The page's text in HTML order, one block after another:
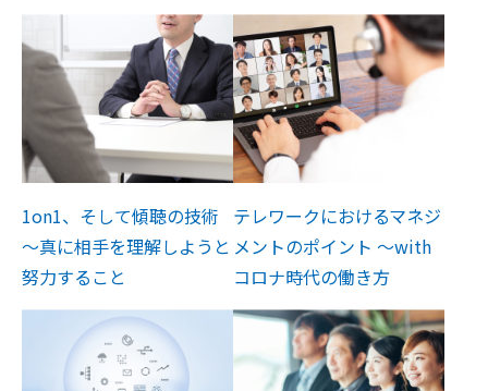
1on1、そして傾聴の技術
～真に相手を理解しようと
努力すること
テレワークにおけるマネジ
メントのポイント ～with
コロナ時代の働き方